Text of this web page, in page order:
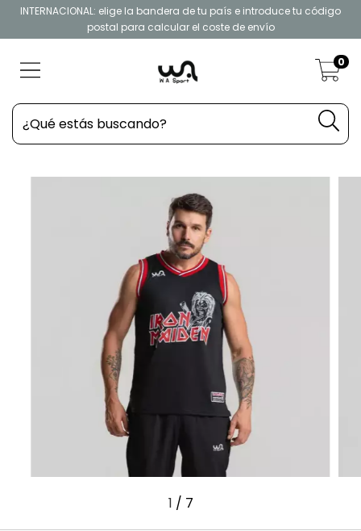
INTERNACIONAL: elige la bandera de tu país e introduce tu código
postal para calcular el coste de envío
0
1 / 7